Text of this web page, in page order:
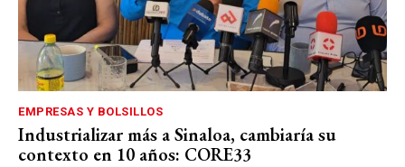
EMPRESAS Y BOLSILLOS
Industrializar más a Sinaloa, cambiaría su
contexto en 10 años: CORE33